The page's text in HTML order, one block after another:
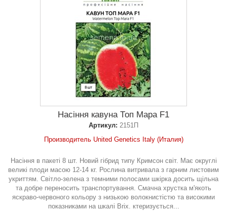
Насіння кавуна Топ Мара F1
Артикул: 2151П
Производитель United Genetics Italy (Италия)
Насіння в пакеті 8 шт. Новий гібрид типу Кримсон світ. Має округлі
великі плоди масою 12-14 кг. Рослина витривала з гарним листовим
укриттям. Світло-зелена з темними полосами шкірка досить щільна
та добре переносить транспортування. Смачна хрустка м'якоть
яскраво-червоного кольору з низькою волокнистістю та високими
показниками на шкалі Brix. ктеризується...